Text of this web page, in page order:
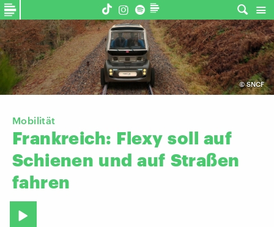
©SNCF
Mobilität
Frankreich: Flexy soll auf
Schienen und auf Straßen
fahren